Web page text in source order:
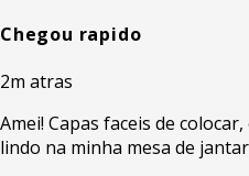
Chegou rapido
2m atras
Amei! Capas faceis de
lindo na minha mesa de